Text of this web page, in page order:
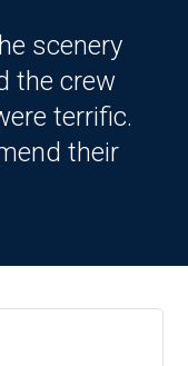
scenery
the crew
terrific.
their